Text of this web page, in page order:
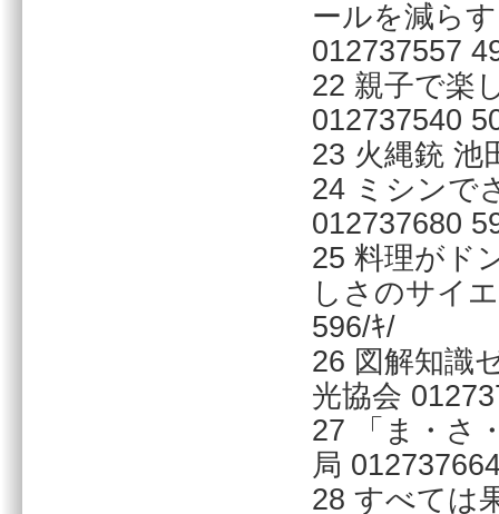
ールを減ら
012737557
22 親子で楽
012737540
23 火縄銃 池
24 ミシンで
012737680
25 料理がド
しさのサイ
596/ｷ/
26 図解知識
光協会
27 「ま・さ
局
28 すべては